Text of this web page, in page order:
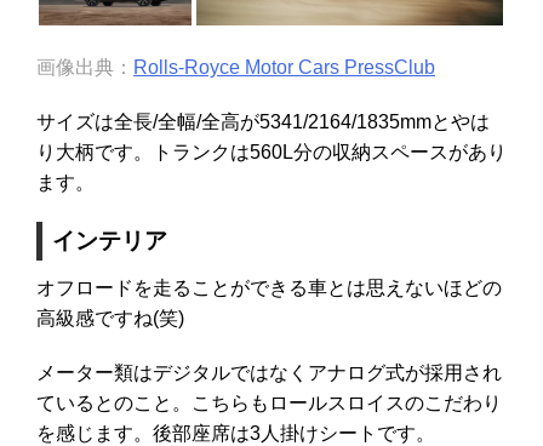
画像出典： Rolls-Royce Motor Cars PressClub
サイズは全長/全幅/全高が5341/2164/1835mmとやは
り大柄です。トランクは560L分の収納スペースがあり
ます。
インテリア
オフロードを走ることができる車とは思えないほどの
高級感ですね(笑)
メーター類はデジタルではなくアナログ式が採用され
ているとのこと。こちらもロールスロイスのこだわり
を感じます。後部座席は3人掛けシートです。